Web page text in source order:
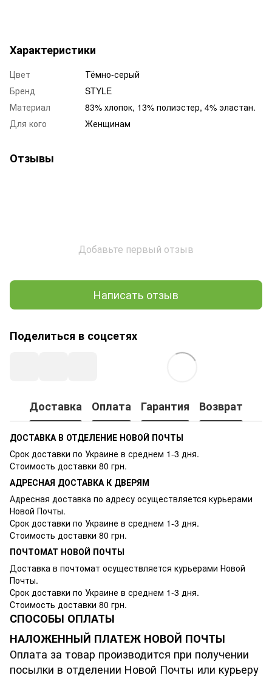
Характеристики
Цвет
Тёмно-серый
Бренд
STYLE
Материал
83% хлопок, 13% полиэстер, 4% эластан.
Для кого
Женщинам
Отзывы
Добавьте первый отзыв
Написать отзыв
Поделиться в соцсетях
Доставка Оплата Гарантия Возврат
ДОСТАВКА В ОТДЕЛЕНИЕ НОВОЙ ПОЧТЫ
Срок доставки по Украине в среднем 1-3 дня.
Стоимость доставки 80 грн.
АДРЕСНАЯ ДОСТАВКА К ДВЕРЯМ
Адресная доставка по адресу осуществляется курьерами
Новой Почты.
Срок доставки по Украине в среднем 1-3 дня.
Стоимость доставки 80 грн.
ПОЧТОМАТ НОВОЙ ПОЧТЫ
Доставка в почтомат осуществляется курьерами Новой
Почты.
Срок доставки по Украине в среднем 1-3 дня.
Стоимость доставки 80 грн.
СПОСОБЫ ОПЛАТЫ
НАЛОЖЕННЫЙ ПЛАТЕЖ НОВОЙ ПОЧТЫ
Оплата за товар производится при получении
посылки в отделении Новой Почты или курьеру